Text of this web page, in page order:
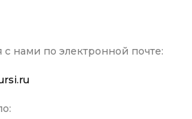
с нами по электронной почте: